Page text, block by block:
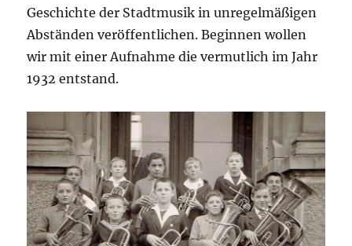
Geschichte der Stadtmusik in unregelmäßigen
Abständen veröffentlichen. Beginnen wollen
wir mit einer Aufnahme die vermutlich im Jahr
1932 entstand.